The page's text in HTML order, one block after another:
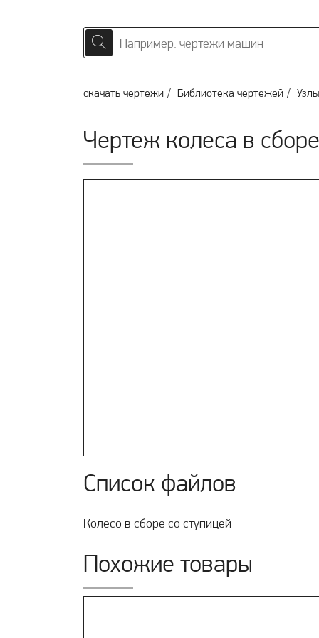
скачать чертежи Библиотека чертежей Узлы
Чертеж колеса в
Список файлов
Колесо в сборе со ступицей
Похожие товары